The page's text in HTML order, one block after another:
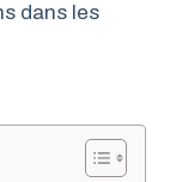
dans les